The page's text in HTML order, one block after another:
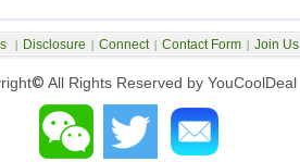
© All Rights Reserved by YouCoolDeal
| Disclosure | Connect | Contact Form | Join Us